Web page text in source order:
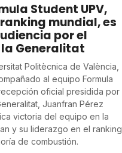
Student UPV,
mundial, es
por el
Generalitat
Politècnica de València,
al equipo Formula
oficial presidida por
Juanfran Pérez
victoria del equipo en la
y su liderazgo en el ranking
de combustión.